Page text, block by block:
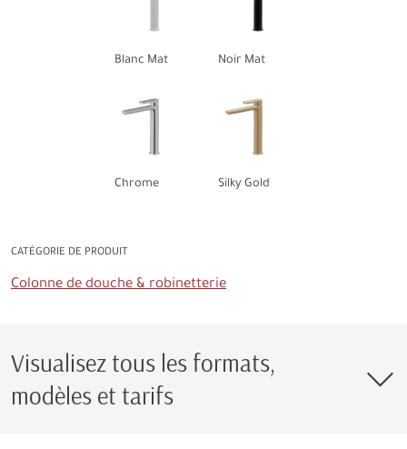
Blanc Mat
Chrome
Noir Mat
Silky Gold
CATÉGORIE DE PRODUIT
Colonne de douche & robinetterie
Visualisez tous les formats,
modèles et tarifs